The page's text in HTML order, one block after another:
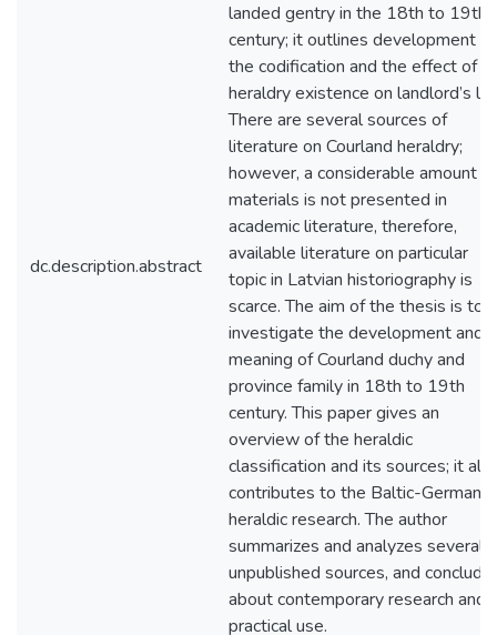
dc.description.abstract
landed gentry in the 18th to 19th
century; it outlines development of
the codification and the effect of
heraldry existence on landlord’s
There are several sources of
literature on Courland heraldry;
however, a considerable amount of
materials is not presented in
academic literature, therefore,
available literature on particular
topic in Latvian historiography is
scarce. The aim of the thesis is to
investigate the development and
meaning of Courland duchy and
province family in 18th to 19th
century. This paper gives an
overview of the heraldic
classification and its sources; it
contributes to the Baltic-German
heraldic research. The author
summarizes and analyzes several
unpublished sources, and
about contemporary research and
practical use.